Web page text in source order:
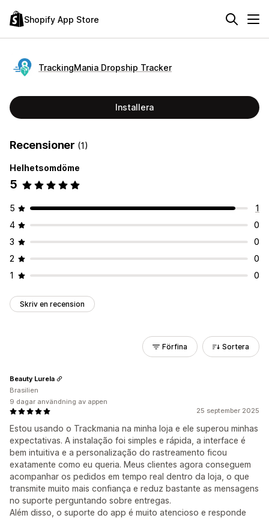
Shopify App Store
TrackingMania Dropship Tracker
Installera
Recensioner (1)
Helhetsomdöme
5
5
1
4
0
3
0
2
0
1
0
Skriv en recension
Förfina Sortera
25 september 2025
Estou usando o Trackmania na minha loja e ele superou minhas
expectativas. A instalação foi simples e rápida, a interface é
bem intuitiva e a personalização do rastreamento ficou
exatamente como eu queria. Meus clientes agora conseguem
acompanhar os pedidos em tempo real dentro da loja, o que
transmite muito mais confiança e reduz bastante as mensagens
no suporte perguntando sobre entregas.
Além disso, o suporte do app é muito atencioso e responde
Beauty Lurela
Brasilien
9 dagar användning av appen